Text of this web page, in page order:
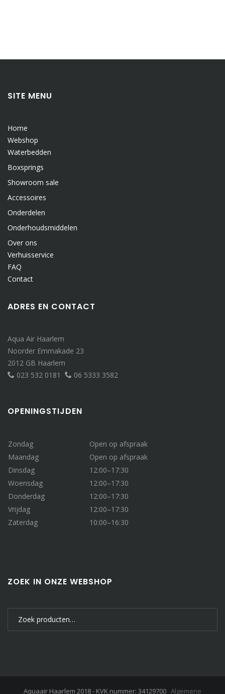
SITE MENU
Home
Webshop
Waterbedden
Boxsprings
Showroom sale
Accessoires
Onderdelen
Onderhoudsmiddelen
Over ons
Verhuisservice
FAQ
Contact
ADRES EN CONTACT
Aqua Air Haarlem
Noorder Emmakade 23
2012 GB Haarlem
023 532 0181
06 5333 3582
OPENINGSTIJDEN
Zondag
Open op afspraak
Maandag
Open op afspraak
Dinsdag
12:00–17:30
Woensdag
12:00–17:30
Donderdag
12:00–17:30
Vrijdag
12:00–17:30
Zaterdag
10:00–16:30
ZOEK IN ONZE WEBSHOP
Aquaair Haarlem 2018 - KVK nummer: 34129700 Algemene